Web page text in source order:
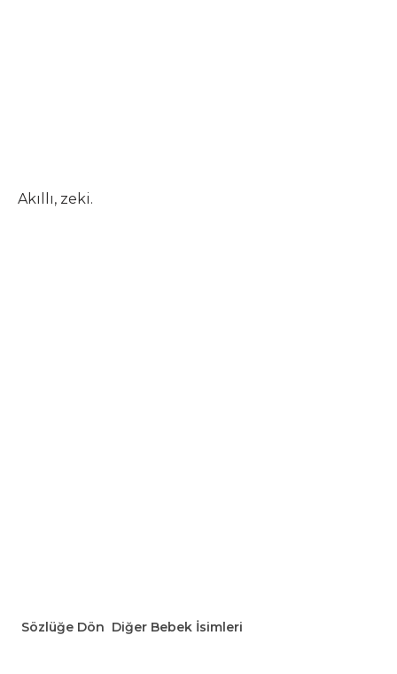
Akıllı, zeki.
Sözlüğe Dön Diğer Bebek İsimleri